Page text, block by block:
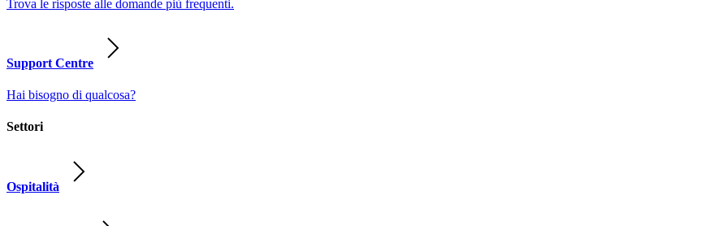
Trova le risposte alle domande più frequenti.
Support Centre
Hai bisogno di qualcosa?
Settori
Ospitalità